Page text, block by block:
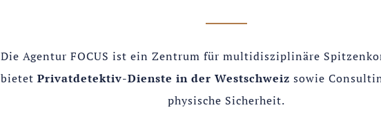
Die Agentur FOCUS ist ein Zentrum für multidisziplinäre
bietet Privatdetektiv-Dienste in der Westschweiz sowie
physische Sicherheit.